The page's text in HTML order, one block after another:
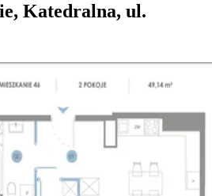
Katedralna, ul.